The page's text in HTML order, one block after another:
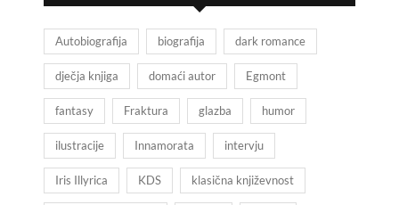
Autobiografija biografija dark romance
dječja knjiga domaći autor Egmont
fantasy Fraktura glazba humor
ilustracije Innamorata intervju
Iris Illyrica KDS klasična književnost